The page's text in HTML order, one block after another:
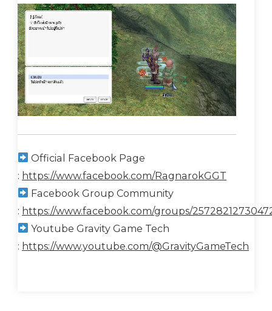
Official Facebook Page
: https://www.facebook.com/RagnarokGGT
Facebook Group Community
: https://www.facebook.com/groups/
Youtube Gravity Game Tech
: https://www.youtube.com/@GravityGameTech